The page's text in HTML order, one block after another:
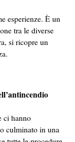
esperienze. È un
tra le diverse
si ricopre un
ci hanno
culminato in una